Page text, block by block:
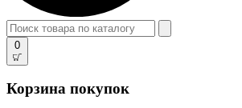
0
Корзина покупок